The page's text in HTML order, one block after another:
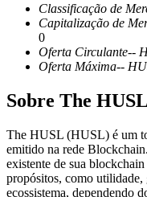
Derivativos de
Futuros de USDC
Classificação de
Capitalização de
0
Oferta Circulante--
Oferta Máxima--
Sobre The
The HUSL (HUSL) é um
emitido na rede
existente de sua
propósitos, como
ecossistema, dependendo